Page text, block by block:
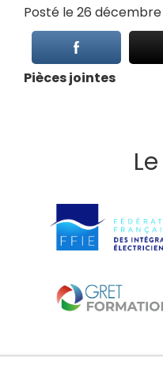
Posté le 26 décembre
Pièces jointes